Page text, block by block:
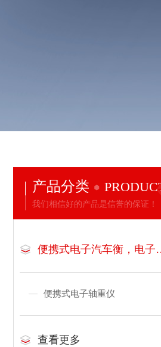
产品分类
我们相信好的产品是信誉的保证！
便携式
便携式电子轴重仪
查看更多